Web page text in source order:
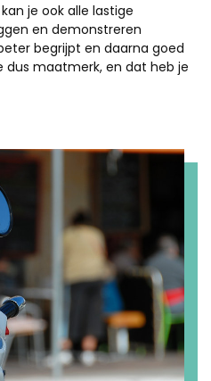
je ook alle lastige
en demonstreren
begrijpt en daarna goed
dus maatmerk, en dat heb je